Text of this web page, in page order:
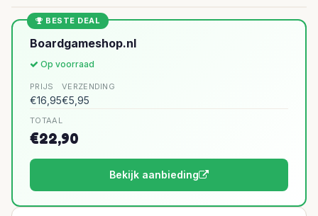
BESTE DEAL
Boardgameshop.nl
Op voorraad
PRIJS
€16,95
VERZENDING
€5,95
TOTAAL
€22,90
Bekijk aanbieding